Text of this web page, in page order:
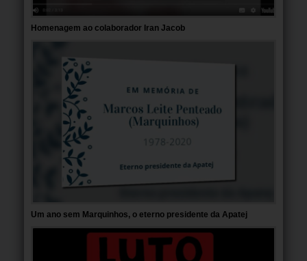
Homenagem ao colaborador Iran Jacob
Um ano sem Marquinhos, o eterno presidente da Apatej